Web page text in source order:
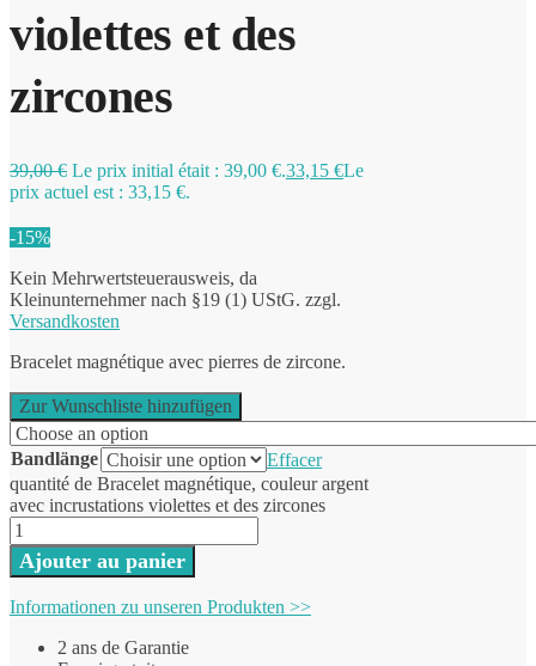
violettes et des
zircones
39,00€ Le prix initial était : 39,00 €.33,15 €Le
prix actuel est : 33,15 €.
-15%
Kein Mehrwertsteuerausweis, da
Kleinunternehmer nach §19 (1) UStG. zzgl.
Versandkosten
Bracelet magnétique avec pierres de zircone.
Zur Wunschliste hinzufügen
Bandlänge
Effacer
quantité de Bracelet magnétique, couleur argent
avec incrustations violettes et des zircones
Ajouter au panier
Informationen zu unseren Produkten >>
2 ans de Garantie